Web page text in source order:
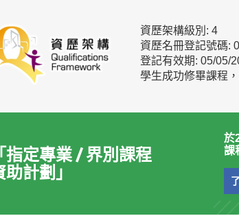
資歷架構級別: 4
資歷名冊登記號碼:
登記有效期: 05/05/
學生成功修畢課程
「指定專業 / 界別課程
助計劃」
於
課